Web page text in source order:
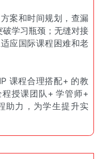
案和时间规划，查漏
学习瓶颈；无缝对接
应国际课程困难和老
课程合理搭配+ 的教
授课团队+ 学管师+
助力，为学生提升实